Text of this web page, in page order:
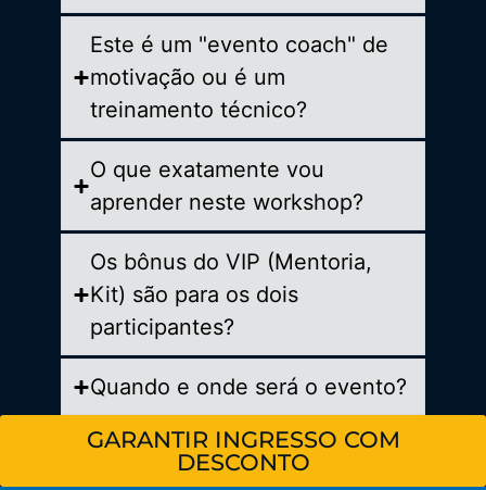
Este é um "evento coach" de
motivação ou é um
treinamento técnico?
O que exatamente vou
aprender neste workshop?
Os bônus do VIP (Mentoria,
Kit) são para os dois
participantes?
Quando e onde será o evento?
GARANTIR INGRESSO COM
DESCONTO